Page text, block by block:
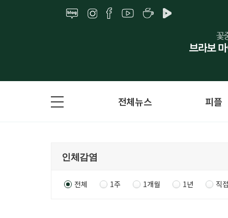
전체뉴스 피플
전체 1주 1개월 1년 직